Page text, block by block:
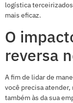
logística
mais eficaz.
O
reversa
A fim de lidar de
você precisa atender,
também às da sua